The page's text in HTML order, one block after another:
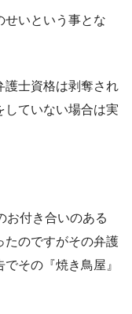
せいという事とな
護士資格は剥奪され
していない場合は実
お付き合いのある
たのですがその弁護
その『焼き鳥屋』